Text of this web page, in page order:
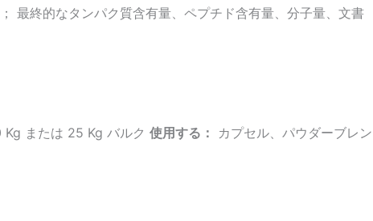
最終的なタンパク質含有量、ペプチド含有量、分子量、文書
または 25 Kg バルク 使用する：
カプセル、パウダーブレン